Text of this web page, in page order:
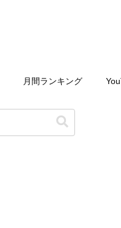
月間ランキング